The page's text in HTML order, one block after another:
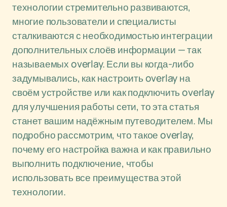
технологии стремительно развиваются,
многие пользователи и специалисты
сталкиваются с необходимостью интеграции
дополнительных слоёв информации — так
называемых overlay. Если вы когда-либо
задумывались, как настроить overlay на
своём устройстве или как подключить overlay
для улучшения работы сети, то эта статья
станет вашим надёжным путеводителем. Мы
подробно рассмотрим, что такое overlay,
почему его настройка важна и как правильно
выполнить подключение, чтобы
использовать все преимущества этой
технологии.